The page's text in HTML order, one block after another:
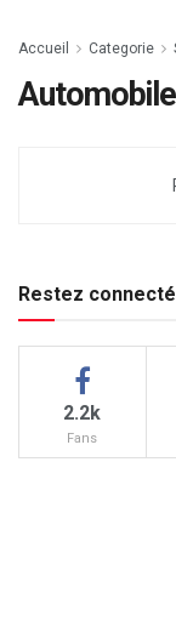
Accueil Categorie
Automobile
Restez
2.2k
Fans